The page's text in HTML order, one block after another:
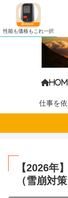
性能も価格もこれ一択
性能も価格もこれ一択
仕事を
【2026年
（雪崩対